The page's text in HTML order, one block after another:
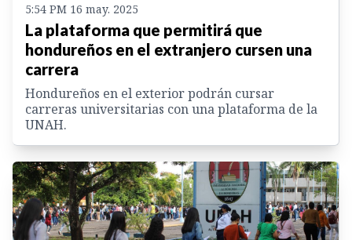
5:54 PM 16 may. 2025
La plataforma que permitirá que
hondureños en el extranjero cursen una
carrera
Hondureños en el exterior podrán cursar
carreras universitarias con una plataforma de la
UNAH.